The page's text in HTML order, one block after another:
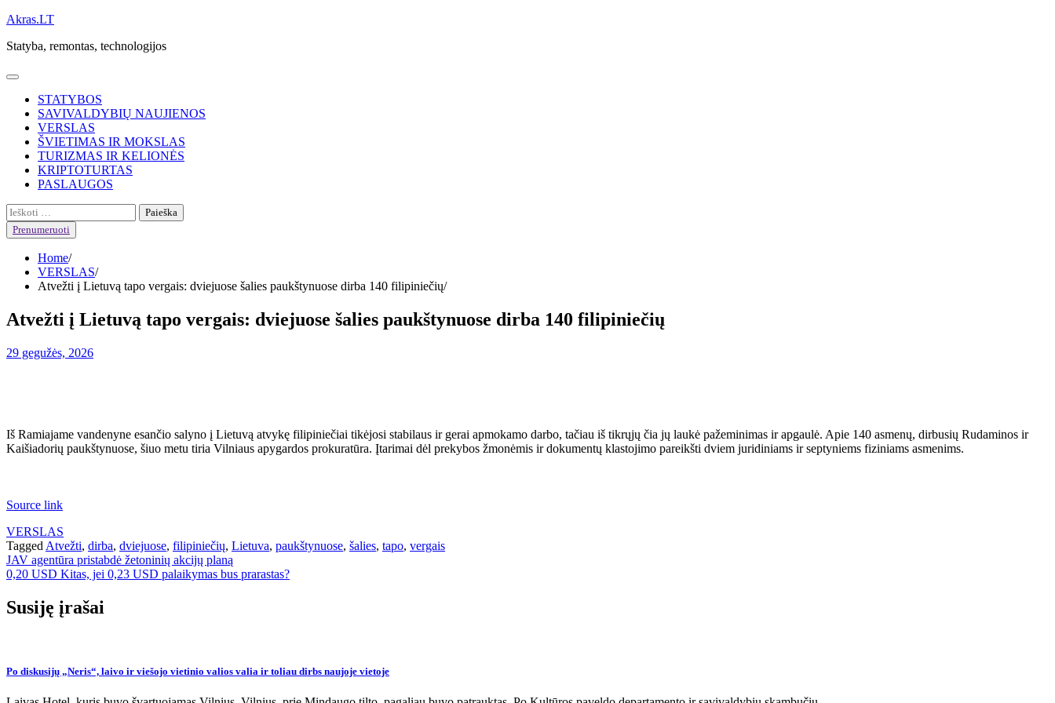
Skip
content
Akras.LT
Statyba, remontas, technologijos
STATYBOS
SAVIVALDYBIŲ NAUJIENOS
VERSLAS
ŠVIETIMAS IR MOKSLAS
TURIZMAS IR KELIONĖS
KRIPTOTURTAS
PASLAUGOS
Ieškoti:
Prenumeruoti
Home
VERSLAS
Atvežti į Lietuvą tapo vergais: dviejuose šalies paukštynuose dirba 140 filipiniečių
Atvežti į Lietuvą tapo vergais: dviejuose šalies paukštynuose dirba 140 filipiniečių
29 gegužės, 2026
Iš Ramiajame vandenyne esančio salyno į Lietuvą atvykę filipiniečiai tikėjosi stabilaus ir gerai apmokamo darbo, tačiau iš tikrųjų čia jų laukė pažeminimas ir apgaulė. Apie 140 asmenų, dirbusių Rudaminos ir
Kaišiadorių paukštynuose, šiuo metu tiria Vilniaus apygardos prokuratūra. Įtarimai dėl prekybos žmonėmis ir dokumentų klastojimo pareikšti dviem juridiniams ir septyniems fiziniams asmenims.
Source link
VERSLAS
Tagged Atvežti, dirba, dviejuose, filipiniečių, Lietuva, paukštynuose, šalies, tapo, vergais
Navigacija
tarp
įrašų
JAV agentūra pristabdė žetoninių akcijų planą
0,20 USD Kitas, jei 0,23 USD palaikymas bus prarastas?
Susiję įrašai
Po diskusijų „Neris“, laivo ir viešojo vietinio valios valia ir toliau dirbs naujoje vietoje